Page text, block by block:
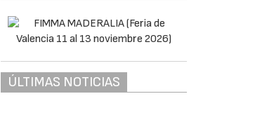
ÚLTIMAS NOTICIAS